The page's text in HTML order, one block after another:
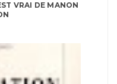
VRAI DE MANON